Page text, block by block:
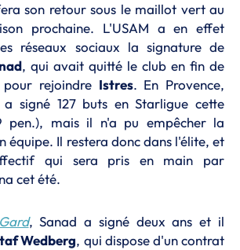
son retour sous le maillot vert au
prochaine. L'USAM a en effet
réseaux sociaux la signature de
, qui avait quitté le club en fin de
pour rejoindre Istres. En Provence,
signé 127 buts en Starligue cette
pen.), mais il n'a pu empêcher la
équipe. Il restera donc dans l'élite, et
qui sera pris en main par
cet été.
, Sanad a signé deux ans et il
Wedberg, qui dispose d'un contrat